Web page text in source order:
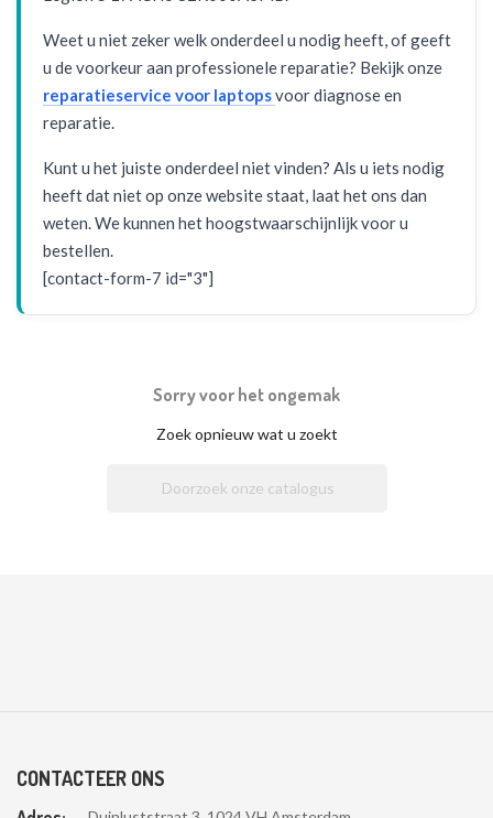
Weet u niet zeker welk onderdeel u nodig heeft, of geeft
u de voorkeur aan professionele reparatie? Bekijk onze
reparatieservice voor laptopsvoor diagnose en
reparatie.
Kunt u het juiste onderdeel niet vinden? Als u iets nodig
heeft dat niet op onze website staat, laat het ons dan
weten. We kunnen het hoogstwaarschijnlijk voor u
bestellen.
[contact-form-7 id="3"]
Sorry voor het ongemak
Zoek opnieuw wat u zoekt
CONTACTEER ONS